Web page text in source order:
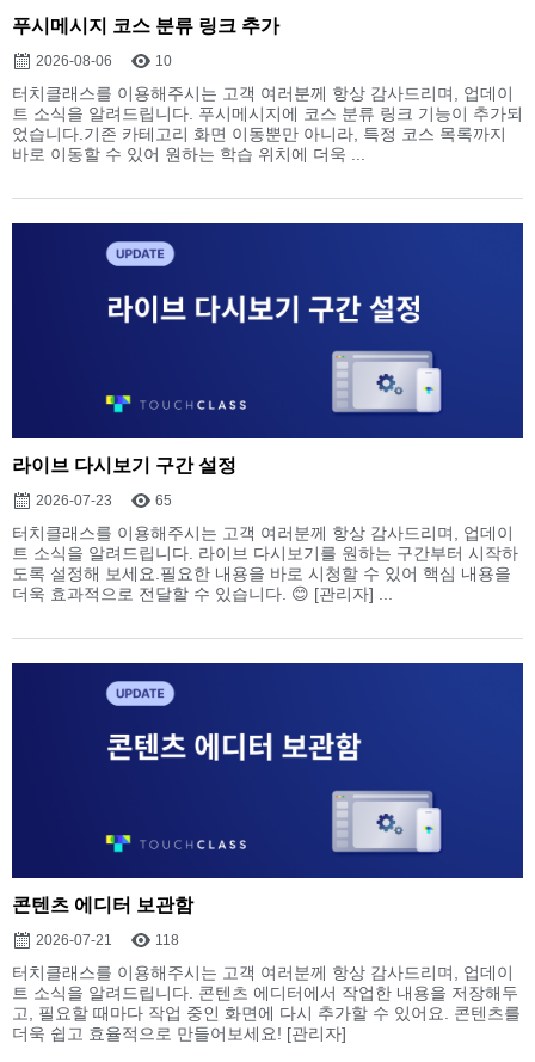
푸시메시지 코스 분류 링크 추가
2026-08-06 10
터치클래스를 이용해주시는 고객 여러분께 항상 감사드리며, 업데이
트 소식을 알려드립니다. 푸시메시지에 코스 분류 링크 기능이 추가되
었습니다.기존 카테고리 화면 이동뿐만 아니라, 특정 코스 목록까지
바로 이동할 수 있어 원하는 학습 위치에 더욱 ...
라이브 다시보기 구간 설정
2026-07-23 65
터치클래스를 이용해주시는 고객 여러분께 항상 감사드리며, 업데이
트 소식을 알려드립니다. 라이브 다시보기를 원하는 구간부터 시작하
도록 설정해 보세요.필요한 내용을 바로 시청할 수 있어 핵심 내용을
더욱 효과적으로 전달할 수 있습니다. 😊 [관리자] ...
콘텐츠 에디터 보관함
2026-07-21 118
터치클래스를 이용해주시는 고객 여러분께 항상 감사드리며, 업데이
트 소식을 알려드립니다. 콘텐츠 에디터에서 작업한 내용을 저장해두
고, 필요할 때마다 작업 중인 화면에 다시 추가할 수 있어요. 콘텐츠를
더욱 쉽고 효율적으로 만들어보세요! [관리자]